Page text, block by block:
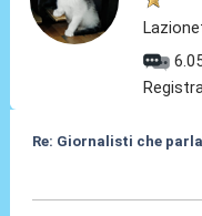
Re: Giornalisti che